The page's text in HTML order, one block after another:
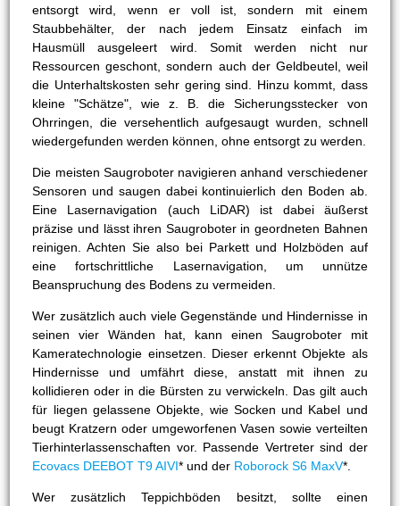
entsorgt wird, wenn er voll ist, sondern mit einem
Staubbehälter, der nach jedem Einsatz einfach im
Hausmüll ausgeleert wird. Somit werden nicht nur
Ressourcen geschont, sondern auch der Geldbeutel, weil
die Unterhaltskosten sehr gering sind. Hinzu kommt, dass
kleine "Schätze", wie z. B. die Sicherungsstecker von
Ohrringen, die versehentlich aufgesaugt wurden, schnell
wiedergefunden werden können, ohne entsorgt zu werden.
Die meisten Saugroboter navigieren anhand verschiedener
Sensoren und saugen dabei kontinuierlich den Boden ab.
Eine Lasernavigation (auch LiDAR) ist dabei äußerst
präzise und lässt ihren Saugroboter in geordneten Bahnen
reinigen. Achten Sie also bei Parkett und Holzböden auf
eine fortschrittliche Lasernavigation, um unnütze
Beanspruchung des Bodens zu vermeiden.
Wer zusätzlich auch viele Gegenstände und Hindernisse in
seinen vier Wänden hat, kann einen Saugroboter mit
Kameratechnologie einsetzen. Dieser erkennt Objekte als
Hindernisse und umfährt diese, anstatt mit ihnen zu
kollidieren oder in die Bürsten zu verwickeln. Das gilt auch
für liegen gelassene Objekte, wie Socken und Kabel und
beugt Kratzern oder umgeworfenen Vasen sowie verteilten
Tierhinterlassenschaften vor. Passende Vertreter sind der
Ecovacs DEEBOT T9 AIVI* und der Roborock S6 MaxV*.
Wer zusätzlich Teppichböden besitzt, sollte einen